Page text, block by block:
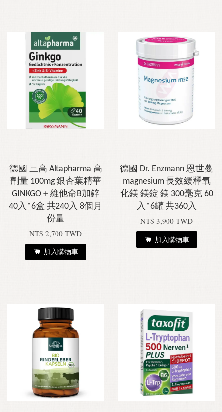
德國 三高 Altapharma 高
劑量 100mg 銀杏葉精華
GINKGO＋維他命B加鋅
40入*6盒 共240入 8個月
份量
NT$ 2,700 TWD
加入購物車
德國 Dr. Enzmann 恩世蔓
magnesium 長效緩釋氧
化鎂 鎂錠 鎂 300毫克 60
入*6罐 共360入
NT$ 3,900 TWD
加入購物車